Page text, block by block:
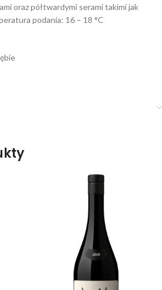
oraz półtwardymi serami takimi jak
podania: 16 – 18 °C